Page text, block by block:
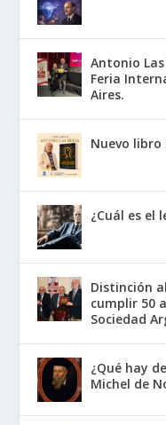
Antonio
Feria
Aires.
Nuevo libro
¿Cuál es el
Distinción
cumplir 50
Sociedad
¿Qué hay
Michel de